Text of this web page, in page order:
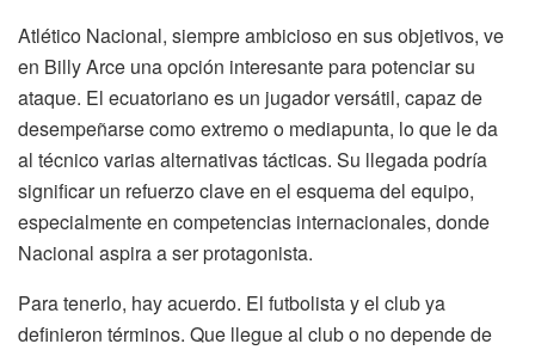
Atlético Nacional, siempre ambicioso en sus objetivos, ve
en Billy Arce una opción interesante para potenciar su
ataque. El ecuatoriano es un jugador versátil, capaz de
desempeñarse como extremo o mediapunta, lo que le da
al técnico varias alternativas tácticas. Su llegada podría
significar un refuerzo clave en el esquema del equipo,
especialmente en competencias internacionales, donde
Nacional aspira a ser protagonista.
Para tenerlo, hay acuerdo. El futbolista y el club ya
definieron términos. Que llegue al club o no depende de